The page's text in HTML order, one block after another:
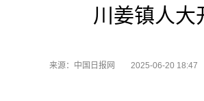
川姜镇人大
来源：中国日报网 2025-06-20 18:47